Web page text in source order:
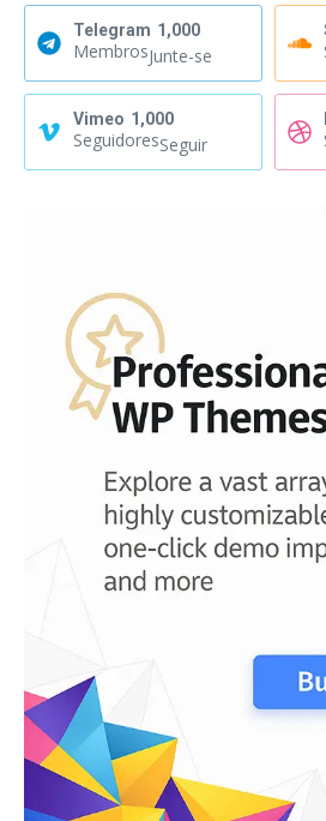
Telegram 1,000
MembrosJunte-se
Vimeo 1,000
SeguidoresSeguir